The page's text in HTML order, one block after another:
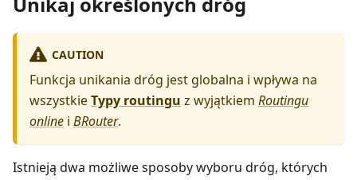
CAUTION
Funkcja unikania dróg jest globalna i wpływa na
wszystkieTypy routingu z wyjątkiem Routingu
online i BRouter.
Istnieją dwa możliwe sposoby wyboru dróg, których